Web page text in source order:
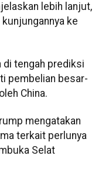
lebih lanjut,
ke
di tengah prediksi
pembelian besar-
China.
mengatakan
terkait perlunya
Selat